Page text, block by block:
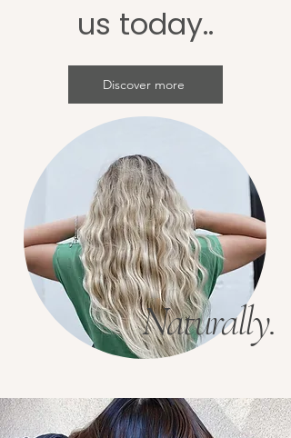
us today..
Discover more
Naturally.